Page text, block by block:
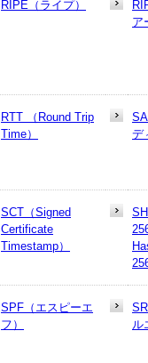
RIPE（ライプ）
ア
RTT （Round Trip
Time）
デ
SCT（Signed
Certificate
Timestamp）
SPF（エスピーエ
フ）
ル